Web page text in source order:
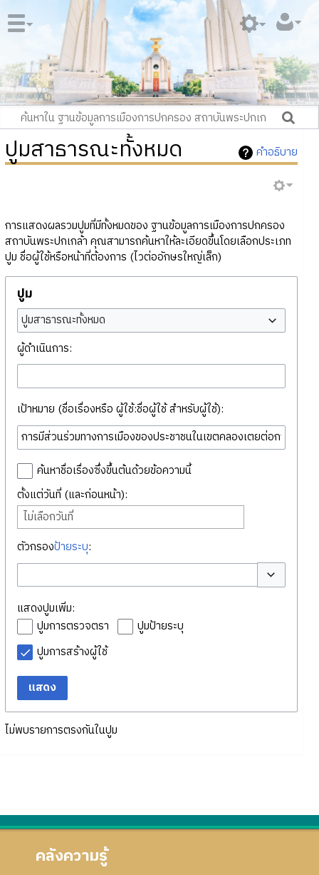
คำอธิบาย
ปูมสาธารณะทั้งหมด
การแสดงผลรวมปูมที่มีทั้งหมดของ ฐานข้อมูลการเมืองการปกครอง
สถาบันพระปกเกล้า คุณสามารถค้นหาให้ละเอียดขึ้นโดยเลือกประเภท
ปูม ชื่อผู้ใช้หรือหน้าที่ต้องการ (ไวต่ออักษรใหญ่เล็ก)
ปูม
ปูมสาธารณะทั้งหมด
ผู้ดำเนินการ:
เป้าหมาย (ชื่อเรื่องหรือ ผู้ใช้:ชื่อผู้ใช้ สำหรับผู้ใช้):
ค้นหาชื่อเรื่องซึ่งขึ้นต้นด้วยข้อความนี้
ตั้งแต่วันที่ (และก่อนหน้า):
ไม่เลือกวันที่
ตัวกรองป้ายระบุ:
สลับตัวเลือก
แสดงปูมเพิ่ม:
ปูมการตรวจตรา
ปูมป้ายระบุ
ปูมการสร้างผู้ใช้
แสดง
ไม่พบรายการตรงกันในปูม
คลังความรู้